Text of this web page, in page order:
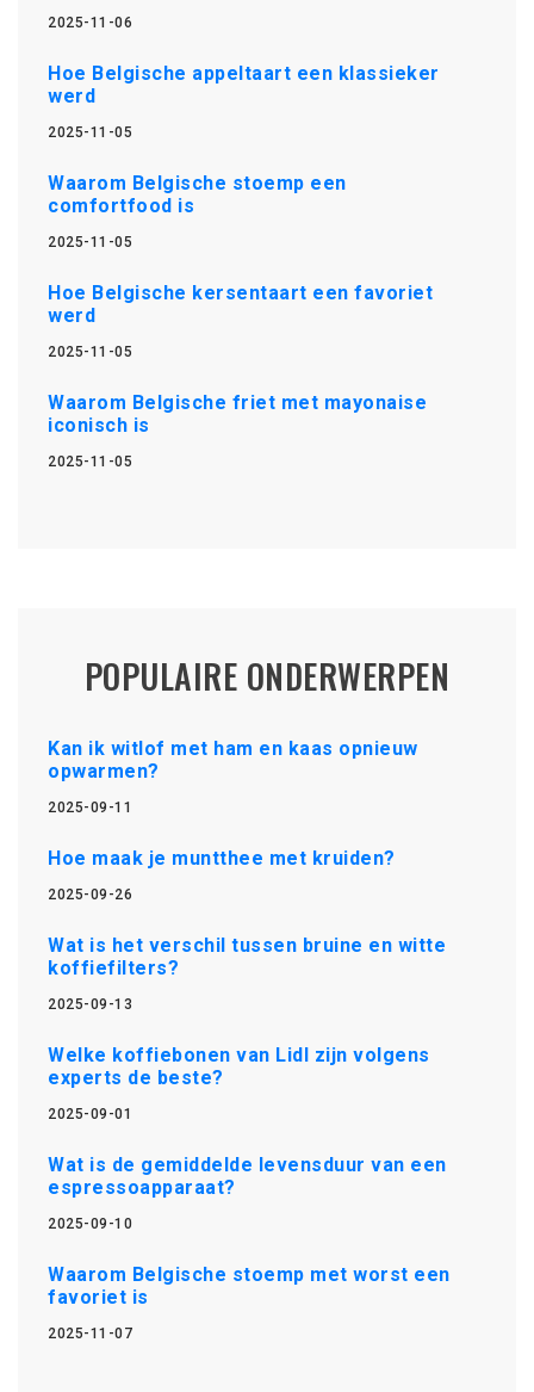
2025-11-06
Hoe Belgische appeltaart een klassieker
werd
2025-11-05
Waarom Belgische stoemp een
comfortfood is
2025-11-05
Hoe Belgische kersentaart een favoriet
werd
2025-11-05
Waarom Belgische friet met mayonaise
iconisch is
2025-11-05
POPULAIRE ONDERWERPEN
Kan ik witlof met ham en kaas opnieuw
opwarmen?
2025-09-11
Hoe maak je muntthee met kruiden?
2025-09-26
Wat is het verschil tussen bruine en witte
koffiefilters?
2025-09-13
Welke koffiebonen van Lidl zijn volgens
experts de beste?
2025-09-01
Wat is de gemiddelde levensduur van een
espressoapparaat?
2025-09-10
Waarom Belgische stoemp met worst een
favoriet is
2025-11-07